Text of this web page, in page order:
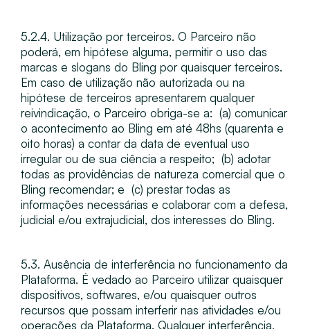
5.2.4. Utilização por terceiros​. O Parceiro não
poderá, em hipótese alguma, permitir o uso das
marcas e slogans do Bling por quaisquer terceiros.
Em caso de utilização não autorizada ou na
hipótese de terceiros apresentarem qualquer
reivindicação, o Parceiro obriga-se a: ​ (a) comunicar
o acontecimento ao Bling em até 48hs (quarenta e
oito horas) a contar da data de eventual uso
irregular ou de sua ciência a respeito; ​ (b) adotar
todas as providências de natureza comercial que o
Bling recomendar; e ​ (c) prestar todas as
informações necessárias e colaborar com a defesa,
judicial e/ou extrajudicial, dos interesses do Bling.
5.3. Ausência de interferência no funcionamento da
Plataforma​. É vedado ao Parceiro utilizar quaisquer
dispositivos, softwares, e/ou quaisquer outros
recursos que possam interferir nas atividades e/ou
operações da Plataforma. Qualquer interferência,